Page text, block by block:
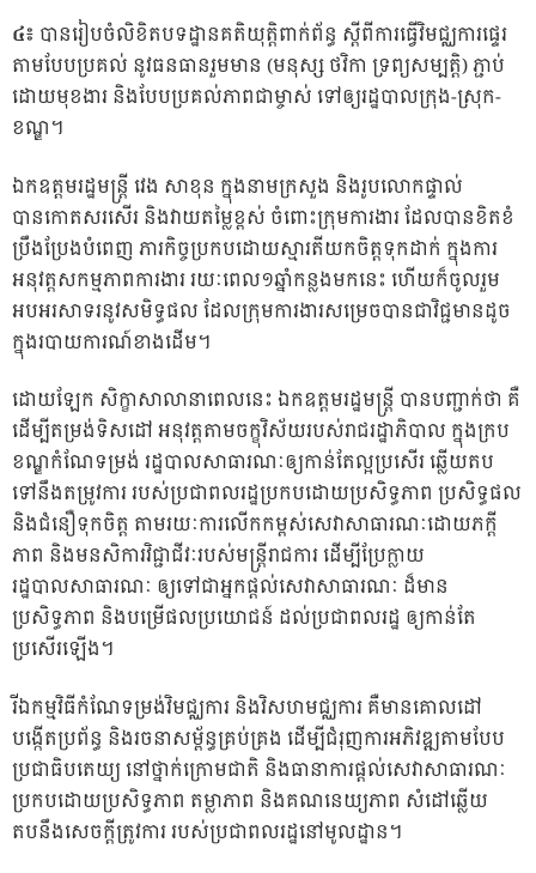
៤៖ បានរៀបចំលិខិតបទដ្ឋានគតិយុត្តិពាក់ព័ន្ធ ស្តីពីការធ្វើវិមជ្ឈការផ្ទេរ
តាមបែបប្រគល់ នូវធនធានរួមមាន (មនុស្ស ថវិកា ទ្រព្យសម្បត្តិ) ភ្ជាប់
ដោយមុខងារ និងបែបប្រគល់ភាពជាម្ចាស់ ទៅឲ្យរដ្ឋបាលក្រុង-ស្រុក-
ខណ្ឌ។
ឯកឧត្តមរដ្ឋមន្ត្រី វេង សាខុន ក្នុងនាមក្រសួង និងរូបលោកផ្ទាល់
បានកោតសរសើរ និងវាយតម្លៃខ្ពស់ ចំពោះក្រុមការងារ ដែលបានខិតខំ
ប្រឹងប្រែងបំពេញ ភារកិច្ចប្រកបដោយស្មារតីយកចិត្តទុកដាក់ ក្នុងការ
អនុវត្តសកម្មភាពការងារ រយៈពេល១ឆ្នាំកន្លងមកនេះ ហើយក៏ចូលរួម
អបអរសាទរនូវសមិទ្ធផល ដែលក្រុមការងារសម្រេចបានជាវិជ្ជមានដូច
ក្នុងរបាយការណ៍ខាងដើម។
ដោយឡែក សិក្ខាសាលានាពេលនេះ ឯកឧត្តមរដ្ឋមន្ត្រី បានបញ្ជាក់ថា គឺ
ដើម្បីតម្រង់ទិសដៅ អនុវត្តតាមចក្ខុវិស័យរបស់រាជរដ្ឋាភិបាល ក្នុងក្រប
ខណ្ឌកំណែទម្រង់ រដ្ឋបាលសាធារណៈឲ្យកាន់តែល្អប្រសើរ ឆ្លើយតប
ទៅនឹងតម្រូវការ របស់ប្រជាពលរដ្ឋប្រកបដោយប្រសិទ្ធភាព ប្រសិទ្ធផល
និងជំនឿទុកចិត្ត តាមរយៈការលើកកម្ពស់សេវាសាធារណៈដោយភក្តី
ភាព និងមនសិការវិជ្ជាជីវៈរបស់មន្ត្រីរាជការ ដើម្បីប្រែក្លាយ
រដ្ឋបាលសាធារណៈ ឲ្យទៅជាអ្នកផ្តល់សេវាសាធារណៈ ដ៏មាន
ប្រសិទ្ធភាព និងបម្រើផលប្រយោជន៍ ដល់ប្រជាពលរដ្ឋ ឲ្យកាន់តែ
ប្រសើរឡើង។
រីឯកម្មវិធីកំណែទម្រង់វិមជ្ឈការ និងវិសហមជ្ឈការ គឺមានគោលដៅ
បង្កើតប្រព័ន្ធ និងរចនាសម្ព័ន្ធគ្រប់គ្រង ដើម្បីជំរុញការអភិវឌ្ឍតាមបែប
ប្រជាធិបតេយ្យ នៅថ្នាក់ក្រោមជាតិ និងធានាការផ្តល់សេវាសាធារណៈ
ប្រកបដោយប្រសិទ្ធភាព តម្លាភាព និងគណនេយ្យភាព សំដៅឆ្លើយ
តបនឹងសេចក្តីត្រូវការ របស់ប្រជាពលរដ្ឋនៅមូលដ្ឋាន។